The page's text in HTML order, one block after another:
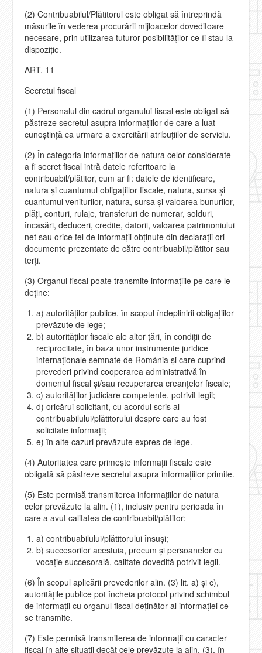
(2) Contribuabilul/Plătitorul este obligat să întreprindă
măsurile în vederea procurării mijloacelor doveditoare
necesare, prin utilizarea tuturor posibilităţilor ce îi stau la
dispoziţie.
ART. 11
Secretul fiscal
(1) Personalul din cadrul organului fiscal este obligat să
păstreze secretul asupra informaţiilor de care a luat
cunoştinţă ca urmare a exercitării atribuţiilor de serviciu.
(2) În categoria informaţiilor de natura celor considerate
a fi secret fiscal intră datele referitoare la
contribuabil/plătitor, cum ar fi: datele de identificare,
natura şi cuantumul obligaţiilor fiscale, natura, sursa şi
cuantumul veniturilor, natura, sursa şi valoarea bunurilor,
plăţi, conturi, rulaje, transferuri de numerar, solduri,
încasări, deduceri, credite, datorii, valoarea patrimoniului
net sau orice fel de informaţii obţinute din declaraţii ori
documente prezentate de către contribuabil/plătitor sau
terţi.
(3) Organul fiscal poate transmite informaţiile pe care le
deţine:
a) autorităţilor publice, în scopul îndeplinirii obligaţiilor
prevăzute de lege;
b) autorităţilor fiscale ale altor ţări, în condiţii de
reciprocitate, în baza unor instrumente juridice
internaţionale semnate de România şi care cuprind
prevederi privind cooperarea administrativă în
domeniul fiscal şi/sau recuperarea creanţelor fiscale;
c) autorităţilor judiciare competente, potrivit legii;
d) oricărui solicitant, cu acordul scris al
contribuabilului/plătitorului despre care au fost
solicitate informaţii;
e) în alte cazuri prevăzute expres de lege.
(4) Autoritatea care primeşte informaţii fiscale este
obligată să păstreze secretul asupra informaţiilor primite.
(5) Este permisă transmiterea informaţiilor de natura
celor prevăzute la alin. (1), inclusiv pentru perioada în
care a avut calitatea de contribuabil/plătitor:
a) contribuabilului/plătitorului însuşi;
b) succesorilor acestuia, precum şi persoanelor cu
vocaţie succesorală, calitate dovedită potrivit legii.
(6) În scopul aplicării prevederilor alin. (3) lit. a) şi c),
autorităţile publice pot încheia protocol privind schimbul
de informaţii cu organul fiscal deţinător al informaţiei ce
se transmite.
(7) Este permisă transmiterea de informaţii cu caracter
fiscal în alte situaţii decât cele prevăzute la alin. (3), în